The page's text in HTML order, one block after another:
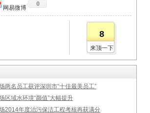
网易微博
0
8
来顶一下
两名员工获评深圳市“十佳最美员工”
区域水环境“颜值”大幅提升
2014年度治污保洁工程考核再获满分